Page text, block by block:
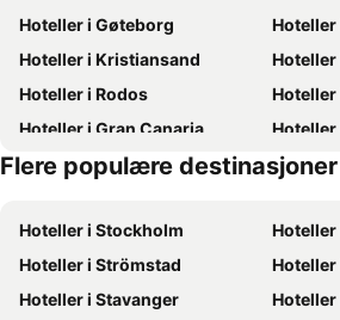
Hoteller i Gøteborg
Hoteller
Hoteller i Kristiansand
Hoteller
Hoteller i Rodos
Hoteller i Gran Canaria
Hoteller
Hoteller i Oslo
Hoteller
Flere populære destinasjoner
Hoteller i Stockholm
Hoteller
Hoteller i Strömstad
Hoteller
Hoteller i Stavanger
Hoteller